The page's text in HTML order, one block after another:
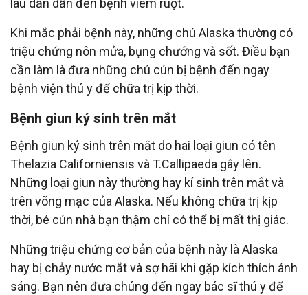
lâu dần dẫn đến bệnh viêm ruột.
Khi mắc phải bệnh này, những chú Alaska thường có
triệu chứng nôn mửa, bụng chướng và sốt. Điều bạn
cần làm là đưa những chú cún bị bệnh đến ngay
bệnh viện thú y để chữa trị kịp thời.
Bệnh giun ký sinh trên mắt
Bệnh giun ký sinh trên mắt do hai loại giun có tên
Thelazia Californiensis và T.Callipaeda gây lên.
Những loại giun này thường hay kí sinh trên mắt và
trên võng mạc của Alaska. Nếu không chữa trị kịp
thời, bé cún nhà bạn thậm chí có thể bị mất thị giác.
Những triệu chứng cơ bản của bệnh này là Alaska
hay bị chảy nước mắt và sợ hãi khi gặp kích thích ánh
sáng. Bạn nên đưa chúng đến ngay bác sĩ thú y để